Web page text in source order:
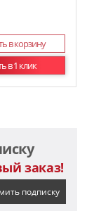
в корзину
в 1 клик
заказ!